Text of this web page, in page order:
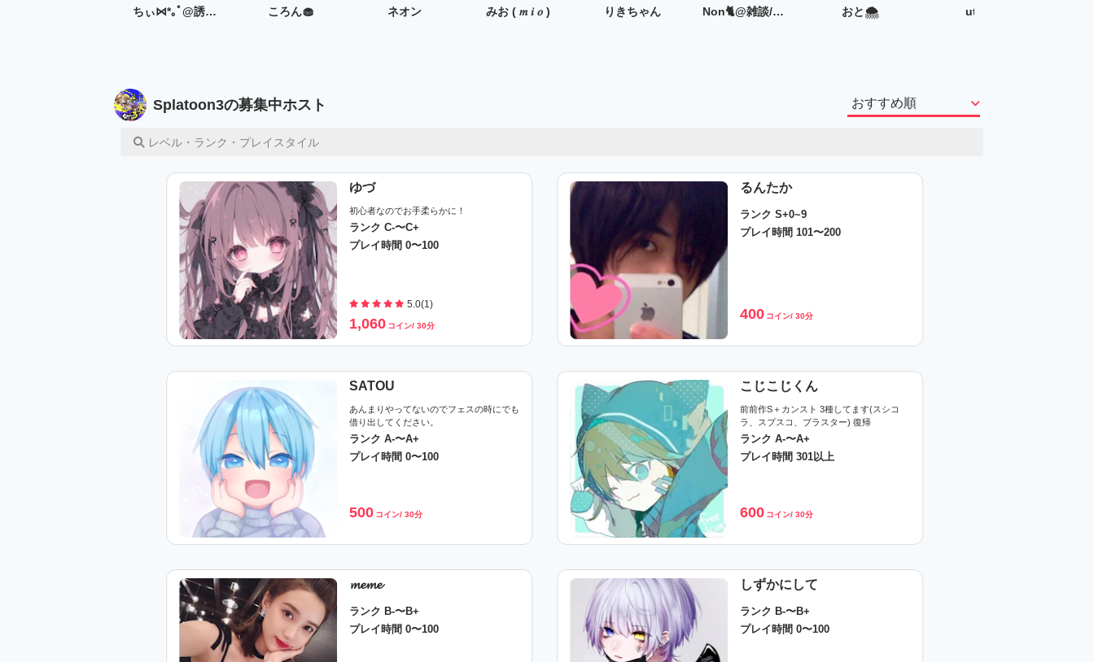
ちぃ⋈*｡ﾟ@誘ってください(切実) ころん🧁 ネオン みお ( 𝑚 𝑖 𝑜 ) りきちゃん Non🐈@雑談/作業/ゲームなんでも👌 おと🌨 uta
Splatoon3の募集中ホスト
レベル・ランク・プレイスタイル
ゆづ
初心者なのでお手柔らかに！
ランク C-〜C+
プレイ時間 0〜100
5.0(1)
1,060 コイン/ 30分
るんたか
ランク S+0~9
プレイ時間 101〜200
400 コイン/ 30分
SATOU
あんまりやってないのでフェスの時にでも
借り出してください。
ランク A-〜A+
プレイ時間 0〜100
500 コイン/ 30分
こじこじくん
前前作S＋カンスト 3種してます(スシコ
ラ、スプスコ、ブラスター) 復帰
ランク A-〜A+
プレイ時間 301以上
600 コイン/ 30分
𝓶𝓮𝓶𝓮
ランク B-〜B+
プレイ時間 0〜100
しずかにして
ランク B-〜B+
プレイ時間 0〜100